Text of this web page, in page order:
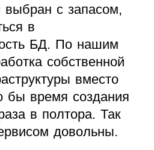
с запасом,
в
БД. По нашим
собственной
вместо
бы время создания
в полтора. Так
довольны.